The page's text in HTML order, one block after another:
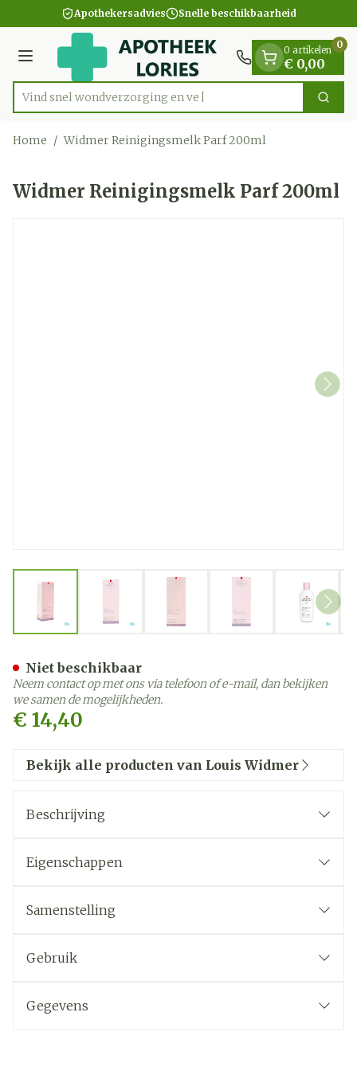
Ga naar de inhoudApothekersadvies Snelle beschikbaarheid
Menu
Product, merk, categorie...
Vind snel wondverzorgin Zoek
0 artikelen
€ 0,00
0
Home / Widmer Reinigingsmelk Parf 200ml
Widmer Reinigingsmelk Parf 200ml
View larger imageView larger imageView larger imageView larger image
View
€ 14,40
Niet beschikbaar
Neem contact op met ons via telefoon of e-mail, dan bekijken
we samen de mogelijkheden.
Bekijk alle producten van Louis Widmer
Beschrijving
pH 6,5
Alle huidtypes
Eigenschappen
Panthenol 0,05%
Samenstelling
Gebruik
Gegevens